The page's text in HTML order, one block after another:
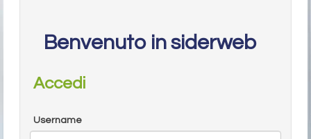
Benvenuto in siderweb
Accedi
Username